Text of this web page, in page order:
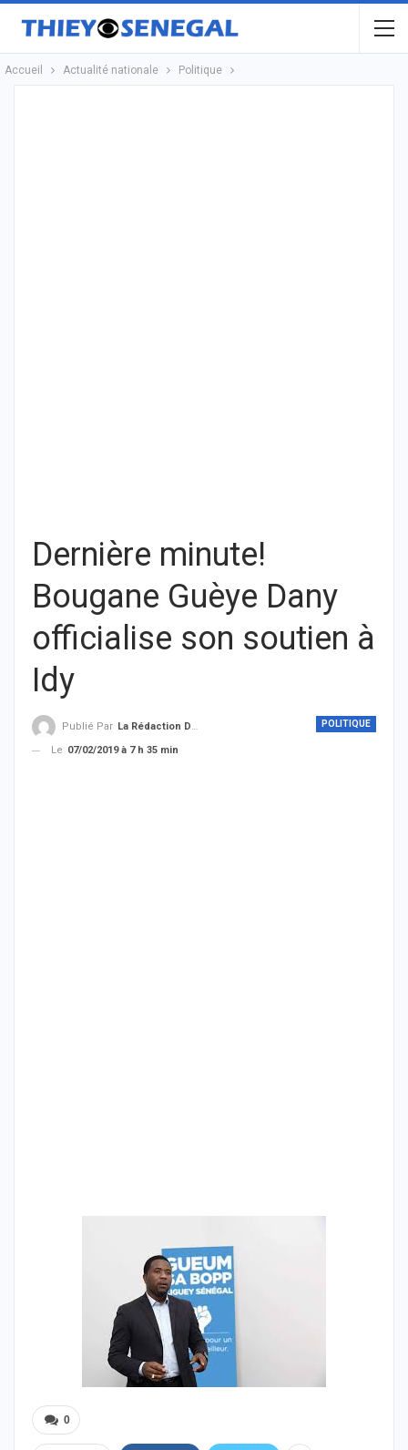
Accueil Actualité nationale Politique
Dernière minute!
Bougane Guèye Dany
officialise son soutien à
Idy
POLITIQUE
Publié Par La Rédaction De THIEYSENEGAL.com
Le 07/02/2019 à 7 h 35 min
0